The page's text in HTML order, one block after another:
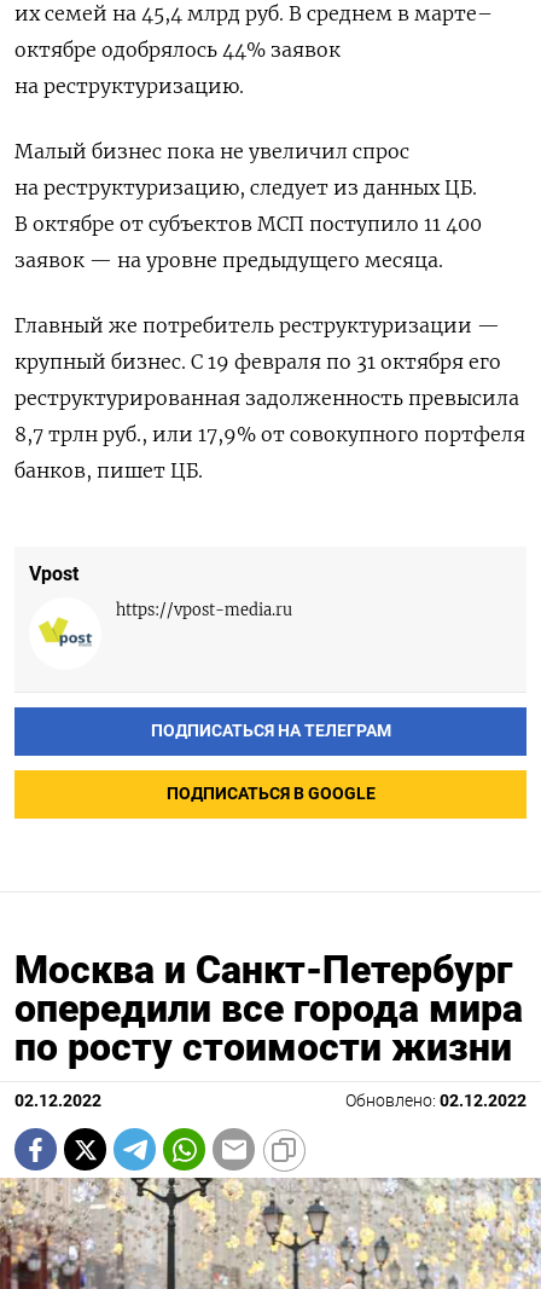
их семей на 45,4 млрд руб. В среднем в марте–
октябре одобрялось 44% заявок
на реструктуризацию.
Малый бизнес пока не увеличил спрос
на реструктуризацию, следует из данных ЦБ.
В октябре от субъектов МСП поступило 11 400
заявок — на уровне предыдущего месяца.
Главный же потребитель реструктуризации —
крупный бизнес. С 19 февраля по 31 октября его
реструктурированная задолженность превысила
8,7 трлн руб., или 17,9% от совокупного портфеля
банков, пишет ЦБ.
Vpost
https://vpost-media.ru
ПОДПИСАТЬСЯ НА ТЕЛЕГРАМ
ПОДПИСАТЬСЯ В GOOGLE
Москва и Санкт-Петербург
опередили все города мира
по росту стоимости жизни
02.12.2022 Обновлено: 02.12.2022